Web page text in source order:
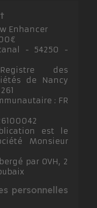
Enhancer
- 54250 -
des
de Nancy
: FR
est le
Monsieur
par OVH, 2
personnelles